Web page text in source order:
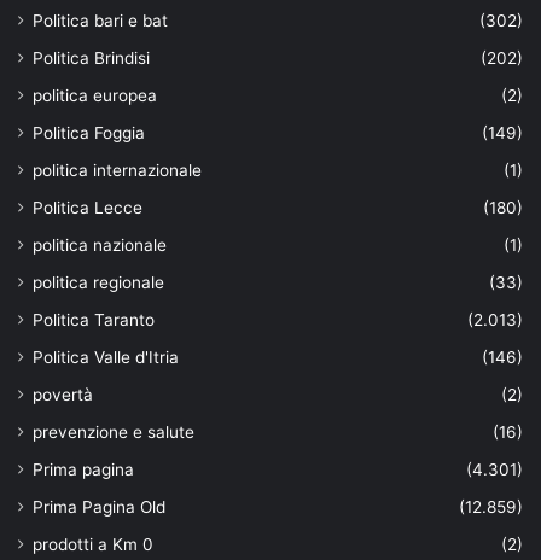
Politica bari e bat
(302)
Politica Brindisi
(202)
politica europea
(2)
Politica Foggia
(149)
politica internazionale
(1)
Politica Lecce
(180)
politica nazionale
(1)
politica regionale
(33)
Politica Taranto
(2.013)
Politica Valle d'Itria
(146)
povertà
(2)
prevenzione e salute
(16)
Prima pagina
(4.301)
Prima Pagina Old
(12.859)
prodotti a Km 0
(2)